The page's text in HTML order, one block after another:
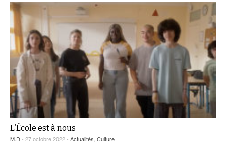
L’École est à nous
M.D- 27 octobre 2022 - Actualités Culture